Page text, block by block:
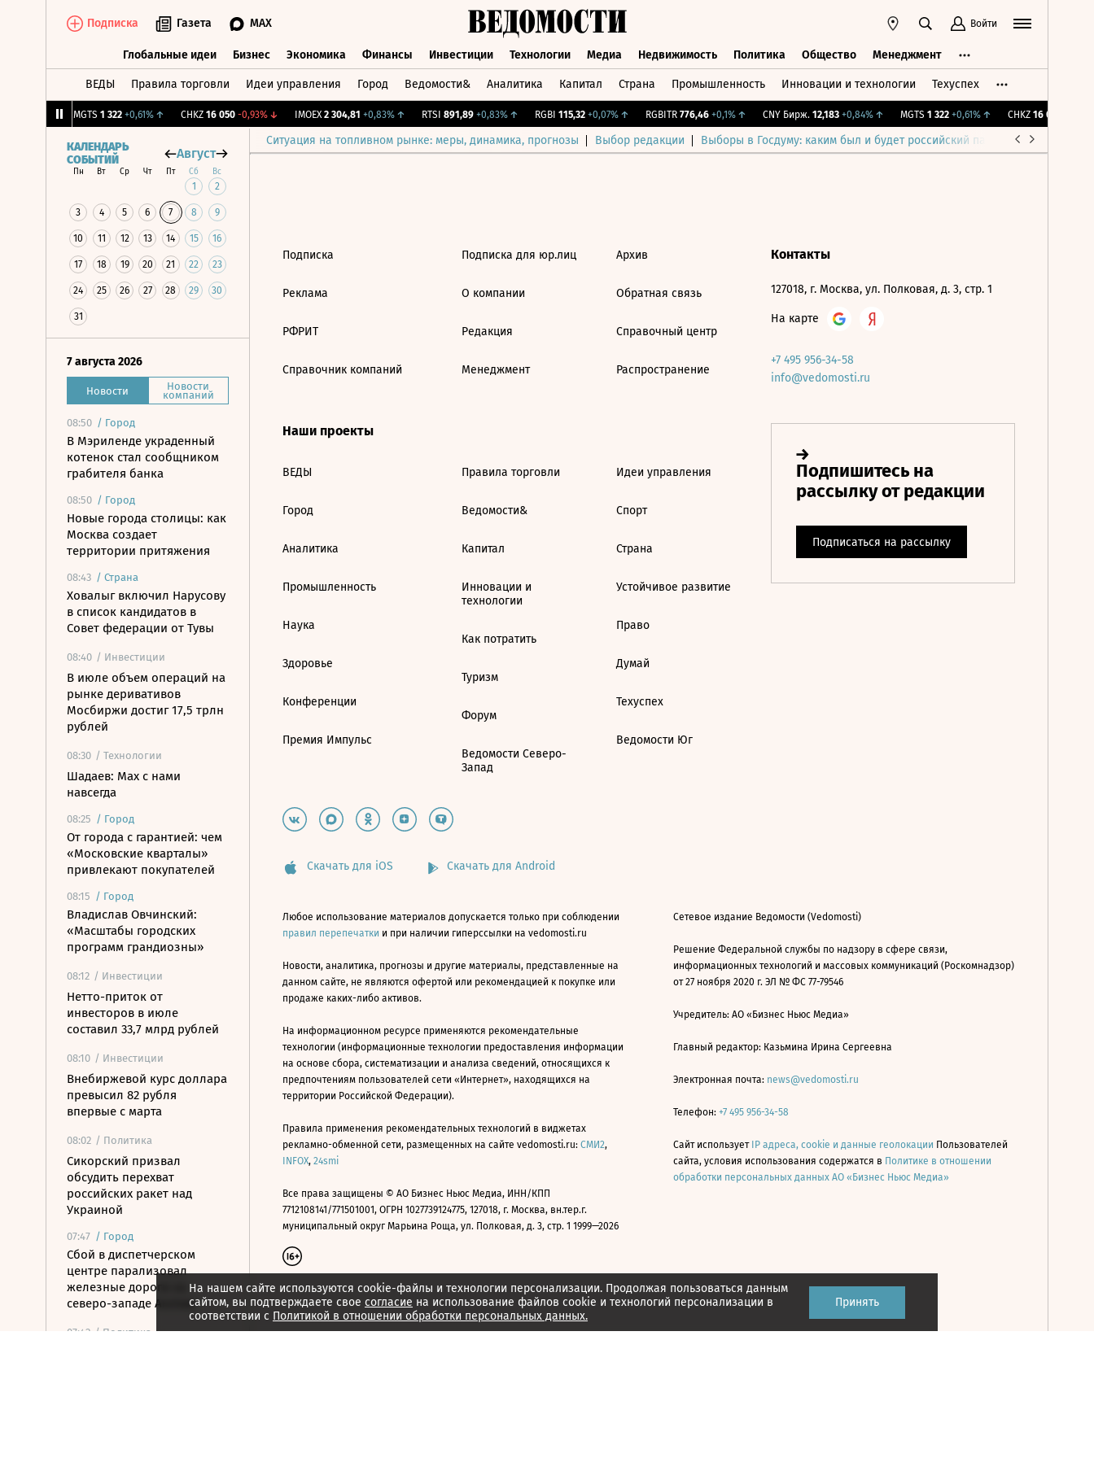
Подписка Газета MAX Войти
Глобальные идеи Бизнес Экономика Финансы Инвестиции Технологии Медиа Недвижимость Политика Общество Менеджмент
ВЕДЫ Правила торговли Идеи управления Город Ведомости& Аналитика Капитал Страна Промышленность Инновации и технологии Техуспех
MGTS 1 322 +0,61%↑ CHKZ 16 050 -0,93%↓ IMOEX 2 304,81 +0,83%↑ RTSI 891,89 +0,83%↑ RGBI 115,32 +0,07%↑ RGBITR 776,46 +0,1%↑ CNY Бирж. 12,183 +0,84%↑ MGTS 1 322 +0,61%↑ CHKZ 16 050
Ситуация на топливном рынке: меры, динамика, прогнозы Выбор редакции Выборы в Госдуму: каким был и будет российский парламент
КАЛЕНДАРЬ
СОБЫТИЙ
Август
Пн Вт Ср Чт Пт Сб Вс
1 2
3 4 5 6 7 8 9
10 11 12 13 14 15 16
17 18 19 20 21 22 23
24 25 26 27 28 29 30
31
7 августа 2026
Новости Новости
компаний
08:50 / Город
В Мэриленде украденный
котенок стал сообщником
грабителя банка
08:50 / Город
Новые города столицы: как
Москва создает
территории притяжения
08:43 / Страна
Ховалыг включил Нарусову
в список кандидатов в
Совет федерации от Тувы
08:40 / Инвестиции
В июле объем операций на
рынке деривативов
Мосбиржи достиг 17,5 трлн
рублей
08:30 / Технологии
Шадаев: Max с нами
навсегда
08:25 / Город
От города с гарантией: чем
«Московские кварталы»
привлекают покупателей
08:15 / Город
Владислав Овчинский:
«Масштабы городских
программ грандиозны»
08:12 / Инвестиции
Нетто-приток от
инвесторов в июле
составил 33,7 млрд рублей
08:10 / Инвестиции
Внебиржевой курс доллара
превысил 82 рубля
впервые с марта
08:02 / Политика
Сикорский призвал
обсудить перехват
российских ракет над
Украиной
07:47 / Город
Сбой в диспетчерском
центре парализовал
железные дороги на
северо-западе Англии
07:42 / Политика
На нашем сайте используются cookie-файлы и технологии персонализации. Продолжая пользоваться данным
сайтом, вы подтверждаете свое согласие на использование файлов cookie и технологий персонализации в
соответствии с Политикой в отношении обработки персональных данных.
Принять
Подписка
Реклама
РФРИТ
Справочник компаний
Подписка для юр.лиц
О компании
Редакция
Менеджмент
Архив
Обратная связь
Справочный центр
Распространение
Наши проекты
ВЕДЫ
Город
Аналитика
Промышленность
Наука
Здоровье
Конференции
Премия Импульс
Правила торговли
Ведомости&
Капитал
Инновации и
технологии
Как потратить
Туризм
Форум
Ведомости Северо-
Запад
Идеи управления
Спорт
Страна
Устойчивое развитие
Право
Думай
Техуспех
Ведомости Юг
Контакты
127018, г. Москва, ул. Полковая, д. 3, стр. 1
На карте
+7 495 956-34-58
info@vedomosti.ru
Скачать для iOS Скачать для Android
Любое использование материалов допускается только при соблюдении
правил перепечатки и при наличии гиперссылки на vedomosti.ru
Новости, аналитика, прогнозы и другие материалы, представленные на
данном сайте, не являются офертой или рекомендацией к покупке или
продаже каких-либо активов.
На информационном ресурсе применяются рекомендательные
технологии (информационные технологии предоставления информации
на основе сбора, систематизации и анализа сведений, относящихся к
предпочтениям пользователей сети «Интернет», находящихся на
территории Российской Федерации).
Правила применения рекомендательных технологий в виджетах
рекламно-обменной сети, размещенных на сайте vedomosti.ru: СМИ2,
INFOX, 24smi
Все права защищены © АО Бизнес Ньюс Медиа, ИНН/КПП
7712108141/771501001, ОГРН 1027739124775, 127018, г. Москва, вн.тер.г.
муниципальный округ Марьина Роща, ул. Полковая, д. 3, стр. 1 1999—2026
Сетевое издание Ведомости (Vedomosti)
Решение Федеральной службы по надзору в сфере связи,
информационных технологий и массовых коммуникаций (Роскомнадзор)
от 27 ноября 2020 г. ЭЛ № ФС 77-79546
Учредитель: АО «Бизнес Ньюс Медиа»
Главный редактор: Казьмина Ирина Сергеевна
Электронная почта: news@vedomosti.ru
Телефон: +7 495 956-34-58
Сайт использует IP адреса, cookie и данные геолокации Пользователей
сайта, условия использования содержатся в Политике в отношении
обработки персональных данных АО «Бизнес Ньюс Медиа»